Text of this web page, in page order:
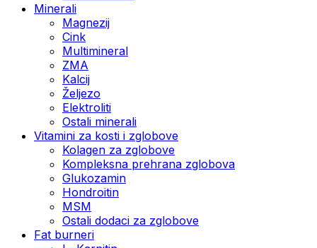
Minerali
Magnezij
Cink
Multimineral
ZMA
Kalcij
Željezo
Elektroliti
Ostali minerali
Vitamini za kosti i zglobove
Kolagen za zglobove
Kompleksna prehrana zglobova
Glukozamin
Hondroitin
MSM
Ostali dodaci za zglobove
Fat burneri